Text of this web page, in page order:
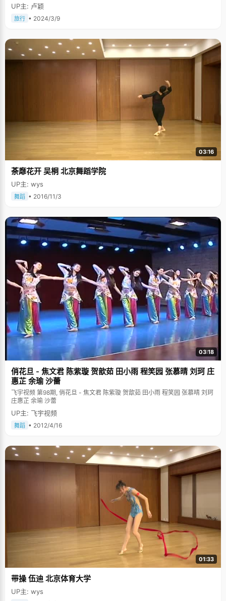
UP主: 卢颖
旅行 • 2024/3/9
03:16
荼靡花开 吴桐 北京舞蹈学院
UP主: wys
舞蹈 • 2016/11/3
03:18
俏花旦 - 焦文君 陈紫璇 贺歆茹 田小雨 程笑园 张慕晴 刘珂 庄
惠芷 余瑜 沙蕾
飞宇视频 第98期, 俏花旦 - 焦文君 陈紫璇 贺歆茹 田小雨 程笑园 张慕晴 刘珂
庄惠芷 余瑜 沙蕾
UP主: 飞宇视频
舞蹈 • 2012/4/16
01:33
带操 伍迪 北京体育大学
UP主: wys